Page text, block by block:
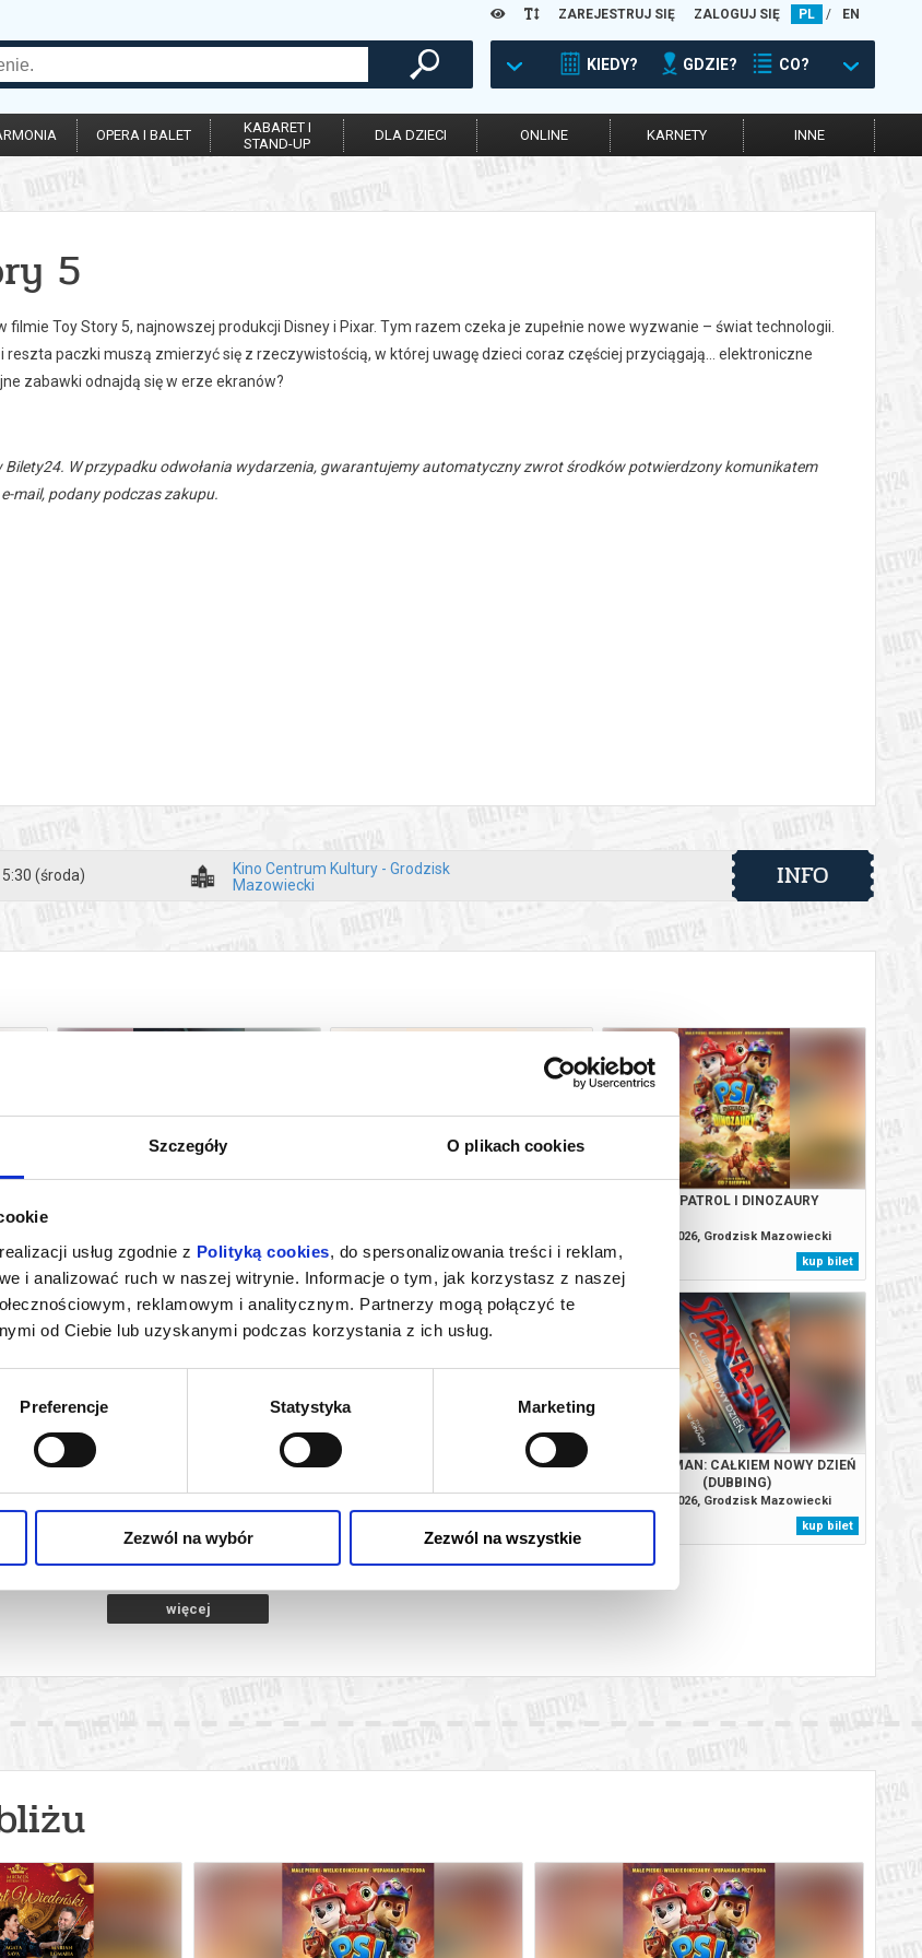
Szczegóły O plikach cookies
usług zgodnie z Polityką cookies, do spersonalizowania treści i reklam,
i analizować ruch w naszej witrynie. Informacje o tym, jak korzystasz z naszej
reklamowym i analitycznym. Partnerzy mogą połączyć te
od Ciebie lub uzyskanymi podczas korzystania z ich usług.
Preferencje Statystyka Marketing
Zezwól na wybór Zezwól na wszystkie
ZAREJESTRUJ SIĘ ZALOGUJ SIĘ PL / EN
KIEDY? GDZIE? CO?
OPERA I BALET
KABARET I
STAND-UP
DLA DZIECI ONLINE KARNETY INNE
5
filmie Toy Story 5, najnowszej produkcji Disney i Pixar. Tym razem czeka je zupełnie nowe wyzwanie – świat technologii.
i reszta paczki muszą zmierzyć się z rzeczywistością, w której uwagę dzieci coraz częściej przyciągają… elektroniczne
zabawki odnajdą się w erze ekranów?
Bilety24. W przypadku odwołania wydarzenia, gwarantujemy automatyczny zwrot środków potwierdzony komunikatem
mail, podany podczas zakupu.
(środa)
Kino Centrum Kultury - Grodzisk
Mazowiecki
INFO
bilet
kup bilet
kup bilet
PSI PATROL I DINOZAURY
10.08.2026, Grodzisk Mazowiecki
kup bilet
SPIDER-MAN: CAŁKIEM NOWY DZIEŃ
PSI PATROL I DINOZAURY
SPIDER-MAN: CAŁKIEM NOWY DZIEŃ
(DUBBING)
12.08.2026, Grodzisk Mazowiecki
kup bilet
więcej